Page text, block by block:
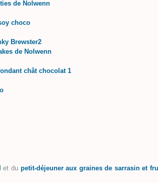
et du petit-déjeuner aux graines de sarrasin et